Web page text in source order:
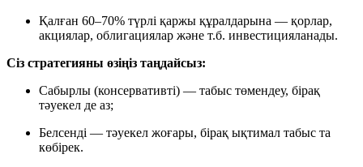
Қалған 60–70% түрлі қаржы құралдарына — қорлар,
акциялар, облигациялар және т.б. инвестицияланады.
Сіз стратегияны өзіңіз таңдайсыз:
Сабырлы (консервативті) — табыс төмендеу, бірақ
тәуекел де аз;
Белсенді — тәуекел жоғары, бірақ ықтимал табыс та
көбірек.